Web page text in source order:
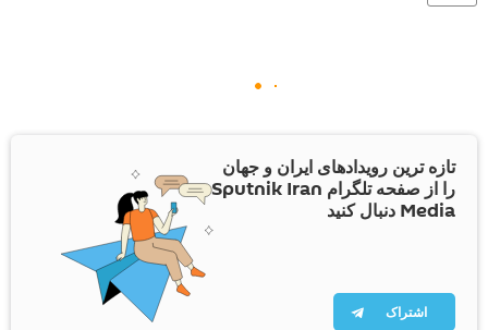
تازه ترین رویدادهای ایران و جهان
را از صفحه تلگرام Sputnik Iran
Media دنبال کنید
اشتراک